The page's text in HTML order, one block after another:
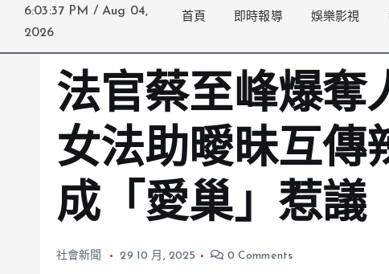
6:03:38 PM / Aug 04,
2026
首頁 即時報導 娛樂影視
法官蔡至峰爆奪
女法助曖昧互
成「愛巢」惹議
社會新聞 29 10 月, 2025 0 Comments